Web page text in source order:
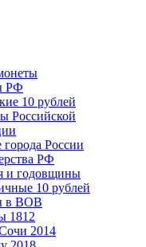
РФ
10 рублей
Российской
города России
РФ
и годовщины
10 рублей
в ВОВ
1812
2014